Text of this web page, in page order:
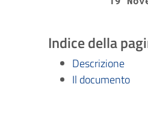
Indice della
Descrizione
Il documento